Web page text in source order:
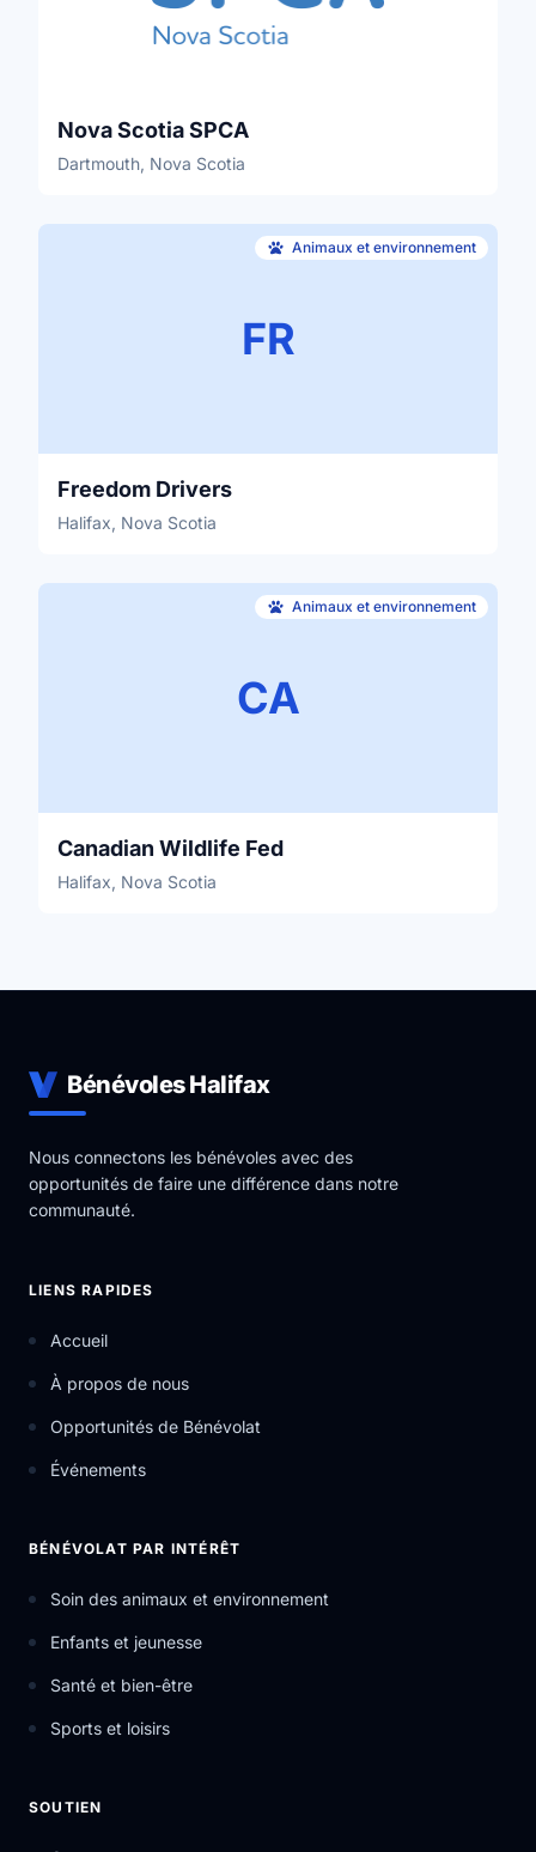
Nova Scotia SPCA
Dartmouth, Nova Scotia
FR
Animaux et environnement
Freedom Drivers
Halifax, Nova Scotia
CA
Animaux et environnement
Canadian Wildlife Fed
Halifax, Nova Scotia
Bénévoles Halifax
Nous connectons les bénévoles avec des
opportunités de faire une différence dans notre
communauté.
LIENS RAPIDES
Accueil
À propos de nous
Opportunités de Bénévolat
Événements
BÉNÉVOLAT PAR INTÉRÊT
Soin des animaux et environnement
Enfants et jeunesse
Santé et bien-être
Sports et loisirs
SOUTIEN